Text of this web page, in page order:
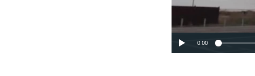
0:00